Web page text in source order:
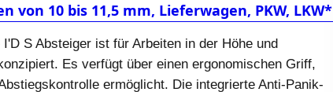
von 10 bis 11,5 mm, Lieferwagen, PKW, LKW*
S Absteiger ist für Arbeiten in der Höhe und
Es verfügt über einen ergonomischen Griff,
ermöglicht. Die integrierte Anti-Panik-